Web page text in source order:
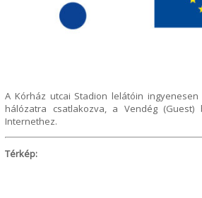
A Kórház utcai Stadion lelátóin
hálózatra csatlakozva, a Vendég
Internethez.
Térkép: